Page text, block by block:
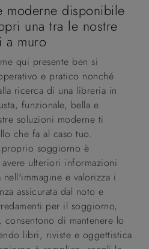
moderne disponibile
una tra le nostre
a muro
qui presente ben si
e pratico nonché
ricerca di una libreria in
funzionale, bella e
soluzioni moderne ti
che fa al caso tuo.
soggiorno è
ulteriori informazioni
e valorizza i
assicurata dal noto e
per il soggiorno,
di mantenere lo
libri, riviste e oggettistica